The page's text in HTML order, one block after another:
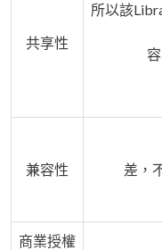
共享性
所以該
兼容性 差，
商業授權